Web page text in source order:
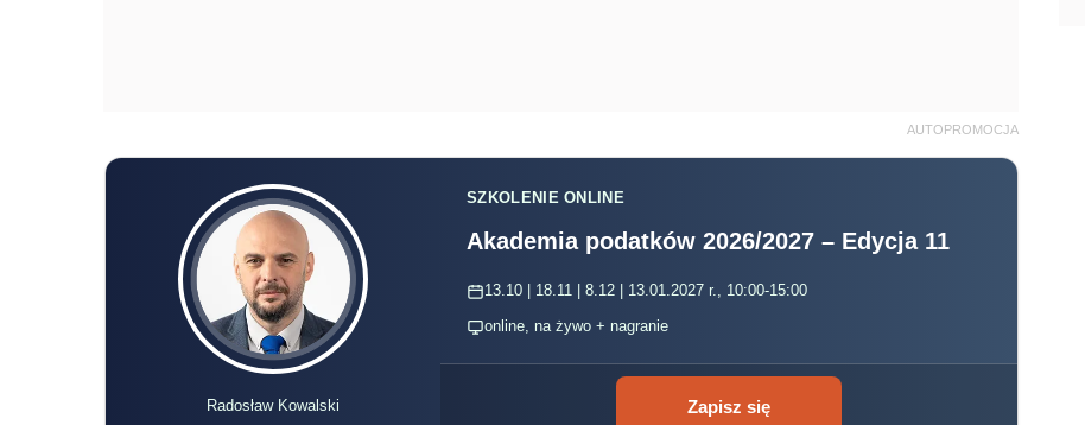
AUTOPROMOCJA
Radosław Kowalski
SZKOLENIE ONLINE
Akademia podatków 2026/2027 – Edycja 11
13.10 | 18.11 | 8.12 | 13.01.2027 r., 10:00-15:00
online, na żywo + nagranie
Zapisz się